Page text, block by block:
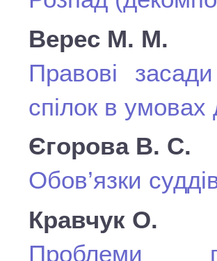
Верес М. М.
Правові
спілок в
Єгорова В. С.
Обов’язки
Кравчук О.
Проблеми